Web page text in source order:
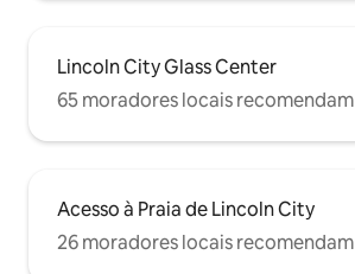
Lincoln City Glass Center
65 moradores locais recomendam
Acesso à Praia de Lincoln City
26 moradores locais recomendam